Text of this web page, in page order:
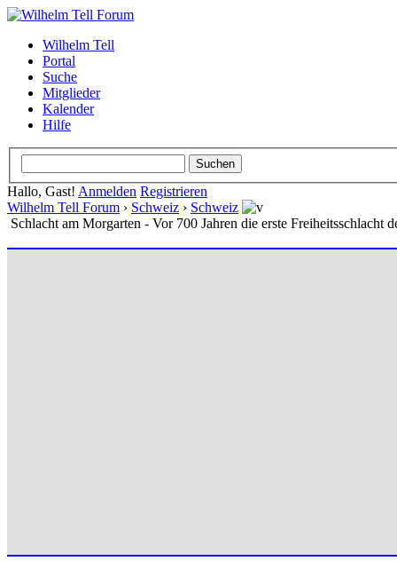
Wilhelm Tell
Portal
Suche
Mitglieder
Kalender
Hilfe
Hallo, Gast! Anmelden Registrieren
Wilhelm Tell Forum › Schweiz › Schweiz
Schlacht am Morgarten - Vor 700 Jahren die erste Freiheitsschlacht